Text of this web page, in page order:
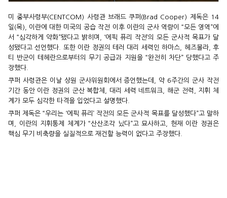
미 중부사령부(CENTCOM) 사령관 브래드 쿠퍼(Brad Cooper) 제독은 14
일(목), 이란에 대한 미국의 공습 작전 이후 이란의 군사 역량이 “모든 영역”에
서 “심각하게 약화”됐다고 밝히며, ‘에픽 퓨리 작전’의 모든 군사적 목표가 달
성됐다고 선언했다. 또한 이란 정권의 테러 대리 세력인 하마스, 헤즈볼라, 후
티 반군이 테헤란으로부터의 무기 공급과 지원을 “완전히 차단” 당했다고 주
장했다.
쿠퍼 사령관은 이날 상원 군사위원회에서 증언했는데, 약 6주간의 군사 작전
기간 동안 이란 정권의 군산 복합체, 대리 세력 네트워크, 해군 전력, 지휘 체
계가 모두 심각한 타격을 입었다고 설명했다.
쿠퍼 제독은 “우리는 ‘에픽 퓨리’ 작전의 모든 군사적 목표를 달성했다”고 말하
며, 이란의 지휘통제 체계가 “산산조각 났다”고 묘사하고, 현재 이란 정권은
핵심 무기 비축량을 실질적으로 재건할 능력이 없다고 주장했다.